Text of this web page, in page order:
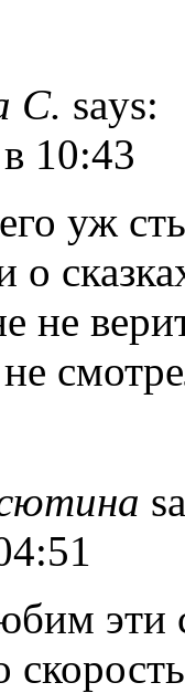
С. says:
в 10:43
уж
о
не
эти